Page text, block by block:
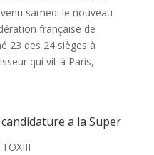
samedi le nouveau
française de
23 des 24 sièges à
qui vit à Paris,
a la Super